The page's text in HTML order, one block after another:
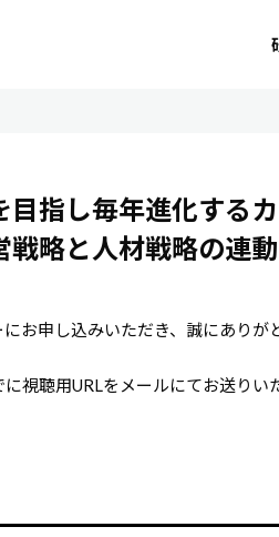
目指し毎年進化する
戦略と人材戦略の連
お申し込みいただき、誠にありが
視聴用URLをメールにてお送りい